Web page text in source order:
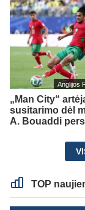
Anglijos
„Man City“
susitarimo dėl
A. Bouaddi
TOP